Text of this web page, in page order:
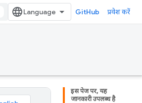
GitHub प्रवेश करें
इस पेज पर, यह
जानकारी उपलब्ध है